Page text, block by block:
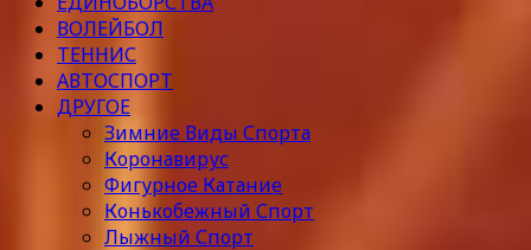
ВОЛЕЙБОЛ
ТЕННИС
АВТОСПОРТ
ДРУГОЕ
Зимние Виды Спорта
Коронавирус
Фигурное Катание
Конькобежный Спорт
Лыжный Спорт